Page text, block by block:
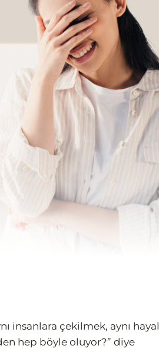
insanlara çekilmek, aynı hayal
hep böyle oluyor?” diye